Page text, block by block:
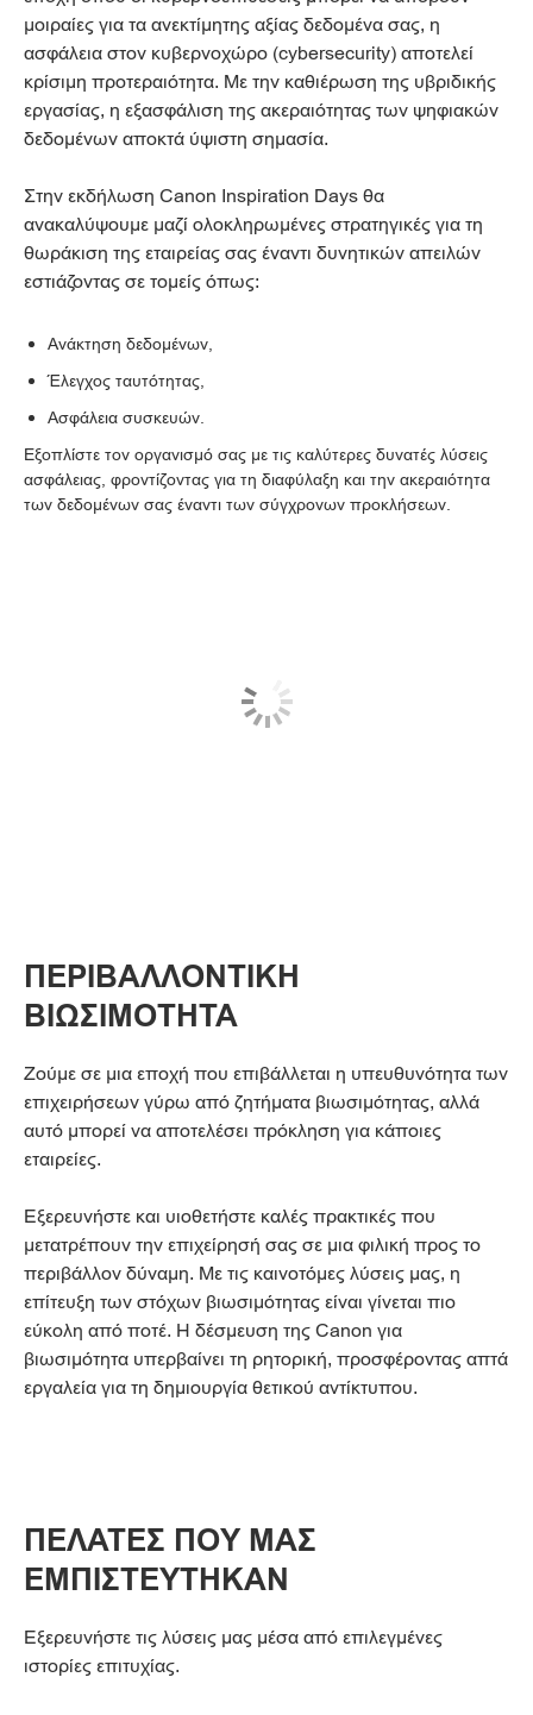
μοιραίες για τα ανεκτίμητης αξίας δεδομένα σας, η
ασφάλεια στον κυβερνοχώρο (cybersecurity) αποτελεί
κρίσιμη προτεραιότητα. Με την καθιέρωση της υβριδικής
εργασίας, η εξασφάλιση της ακεραιότητας των ψηφιακών
δεδομένων αποκτά ύψιστη σημασία.
Στην εκδήλωση Canon Inspiration Days θα
ανακαλύψουμε μαζί ολοκληρωμένες στρατηγικές για τη
θωράκιση της εταιρείας σας έναντι δυνητικών απειλών
εστιάζοντας σε τομείς όπως:
Ανάκτηση δεδομένων,
Έλεγχος ταυτότητας,
Ασφάλεια συσκευών.
Εξοπλίστε τον οργανισμό σας με τις καλύτερες δυνατές λύσεις
ασφάλειας, φροντίζοντας για τη διαφύλαξη και την ακεραιότητα
των δεδομένων σας έναντι των σύγχρονων προκλήσεων.
ΠΕΡΙΒΑΛΛΟΝΤΙΚΗ
ΒΙΩΣΙΜΟΤΗΤΑ
Ζούμε σε μια εποχή που επιβάλλεται η υπευθυνότητα των
επιχειρήσεων γύρω από ζητήματα βιωσιμότητας, αλλά
αυτό μπορεί να αποτελέσει πρόκληση για κάποιες
εταιρείες.
Εξερευνήστε και υιοθετήστε καλές πρακτικές που
μετατρέπουν την επιχείρησή σας σε μια φιλική προς το
περιβάλλον δύναμη. Με τις καινοτόμες λύσεις μας, η
επίτευξη των στόχων βιωσιμότητας είναι γίνεται πιο
εύκολη από ποτέ. Η δέσμευση της Canon για
βιωσιμότητα υπερβαίνει τη ρητορική, προσφέροντας απτά
εργαλεία για τη δημιουργία θετικού αντίκτυπου.
ΠΕΛΑΤΕΣ ΠΟΥ ΜΑΣ
ΕΜΠΙΣΤΕΥΤΗΚΑΝ
Εξερευνήστε τις λύσεις μας μέσα από επιλεγμένες
ιστορίες επιτυχίας.